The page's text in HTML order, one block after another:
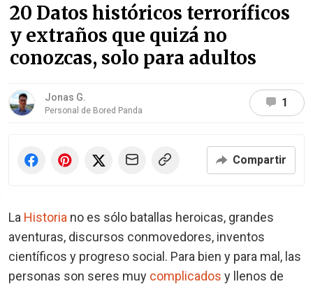
20 Datos históricos terroríficos
y extraños que quizá no
conozcas, solo para adultos
Jonas G.
Personal de Bored Panda
1
Compartir
La Historia no es sólo batallas heroicas, grandes
aventuras, discursos conmovedores, inventos
científicos y progreso social. Para bien y para mal, las
personas son seres muy complicados y llenos de